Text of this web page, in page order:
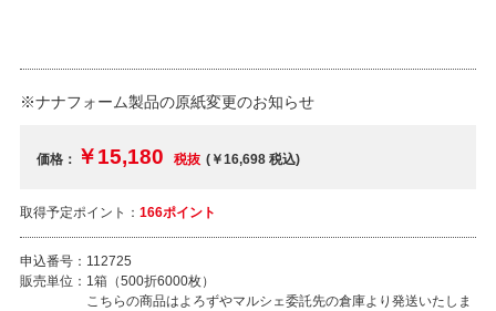
※ナナフォーム製品の原紙変更のお知らせ
価格： ￥15,180 税抜 (￥16,698税込)
取得予定ポイント： 166ポイント
申込番号： 112725
販売単位： 1箱（500折6000枚）
こちらの商品はよろずやマルシェ委託先の倉庫より発送いたしま